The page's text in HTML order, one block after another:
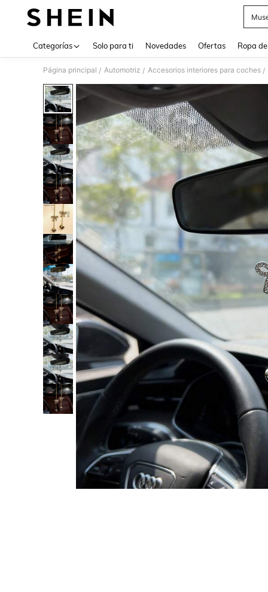
Categorías Solo para ti Novedades Ofertas Ropa
Página principal / Automotriz / Accesorios interiores para coches /